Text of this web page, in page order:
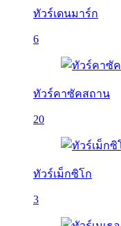
ทัวร์เดนมาร์ก
6
ทัวร์คาซัคสถาน
20
ทัวร์เม็กซิโก
3